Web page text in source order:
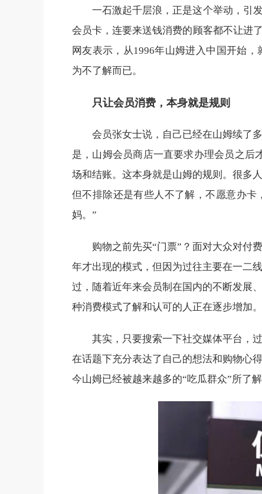
一石激起千层浪，正是这个举动，引
会员卡，连要来送钱消费的顾客都不让进
网友表示，从1996年山姆进入中国开始
为不了解而已。
只让会员消费，本身就是规则
会员张女士说，自己已经在山姆续了
是，山姆会员商店一直要求办理会员之后
场和结账。这本身就是山姆的规则。很多
但不排除还是有些人不了解，不愿意办
妈。”
购物之前先买“门票”？面对大众对付
年才出现的模式，但因为过往主要在一二
过，随着近年来会员制在国内的不断发展
种消费模式了解和认可的人正在逐步增加。
其实，只要搜索一下社交媒体平台，
在话题下充分表达了自己的想法和购物心
今山姆已经被越来越多的“吃瓜群众”所了解